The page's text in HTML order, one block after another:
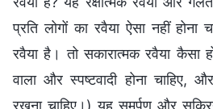
प्रति लोगों का रवैया ऐसा नहीं होना
रवैया है। तो सकारात्मक रवैया कैसा
वाला और स्पष्टवादी होना चाहिए,
रखना चाहिए।) यह समर्पण और